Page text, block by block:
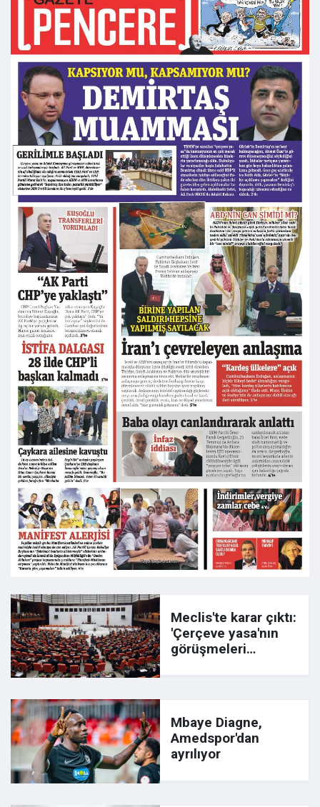
Meclis'te karar çıktı:
'Çerçeve yasa'nın
görüşmeleri
Mbaye Diagne,
Amedspor'dan
ayrılıyor